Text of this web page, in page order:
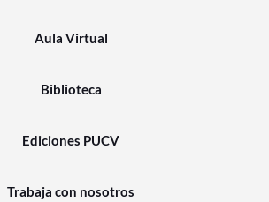
Aula Virtual
Biblioteca
Ediciones PUCV
Trabaja con nosotros